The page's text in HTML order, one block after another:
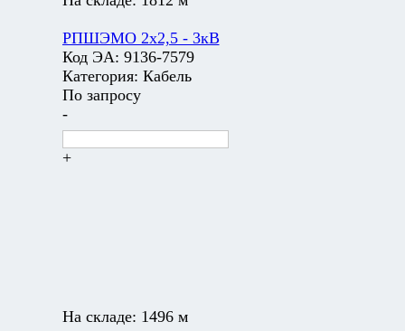
РПШЭМО 2х2,5 - 3кВ
Код ЭА: 9136-7579
Категория: Кабель
По запросу
-
+
На складе: 1496 м